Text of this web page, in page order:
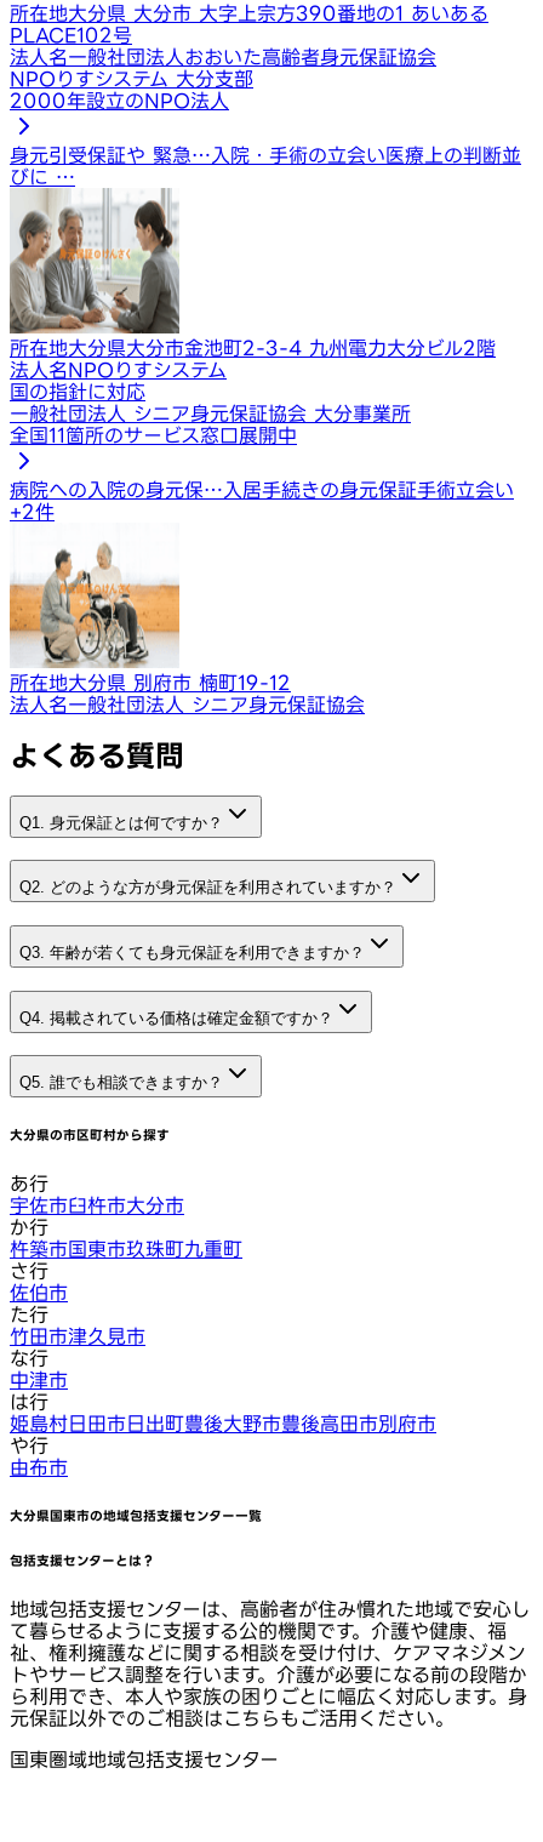
所在地大分県 大分市 大字上宗方390番地の1 あいある
PLACE102号
法人名一般社団法人おおいた高齢者身元保証協会
NPOりすシステム 大分支部
2000年設立のNPO法人
身元引受保証や 緊急… 入院・手術の立会い医療上の判断並
びに …
所在地大分県大分市金池町2-3-4 九州電力大分ビル2階
法人名NPOりすシステム
国の指針に対応
一般社団法人 シニア身元保証協会 大分事業所
全国11箇所のサービス窓口展開中
病院への入院の身元保… 入居手続きの身元保証手術立会い
+2件
所在地大分県 別府市 楠町19-12
法人名一般社団法人 シニア身元保証協会
よくある質問
Q1. 身元保証とは何ですか？
Q2. どのような方が身元保証を利用されていますか？
Q3. 年齢が若くても身元保証を利用できますか？
Q4. 掲載されている価格は確定金額ですか？
Q5. 誰でも相談できますか？
大分県の市区町村から探す
あ行
宇佐市臼杵市大分市
か行
杵築市国東市玖珠町九重町
さ行
佐伯市
た行
竹田市津久見市
な行
中津市
は行
姫島村日田市日出町豊後大野市豊後高田市別府市
や行
由布市
大分県国東市の地域包括支援センター一覧
包括支援センターとは？
地域包括支援センターは、高齢者が住み慣れた地域で安心し
て暮らせるように支援する公的機関です。介護や健康、福
祉、権利擁護などに関する相談を受け付け、ケアマネジメン
トやサービス調整を行います。介護が必要になる前の段階か
ら利用でき、本人や家族の困りごとに幅広く対応します。身
元保証以外でのご相談はこちらもご活用ください。
国東圏域地域包括支援センター